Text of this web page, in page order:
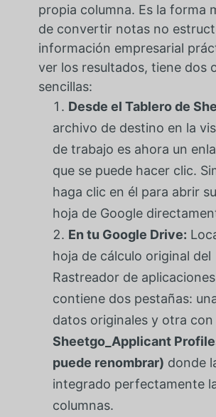
propia columna. Es la forma
de convertir notas no
información empresarial
ver los resultados, tiene dos
sencillas:
Desde el Tablero de
archivo de destino en la
de trabajo es ahora un
que se puede hacer clic.
haga clic en él para abrir
hoja de Google
En tu Google Drive:
hoja de cálculo original del
Rastreador de
contiene dos pestañas:
datos originales y otra con
Sheetgo_Applicant
puede renombrar) donde
integrado perfectamente
columnas.